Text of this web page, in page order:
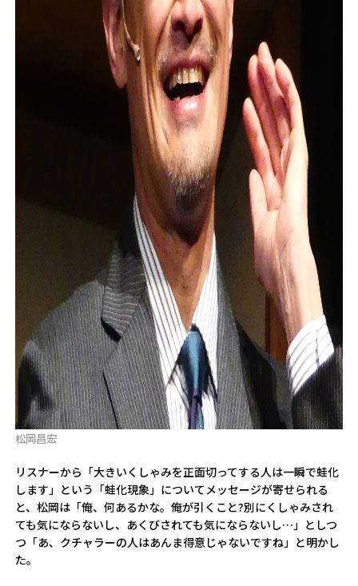
松岡昌宏
リスナーから「大きいくしゃみを正面切ってする人は一瞬で蛙化
します」という「蛙化現象」についてメッセージが寄せられる
と、松岡は「俺、何あるかな。俺が引くこと?別にくしゃみされ
ても気にならないし、あくびされても気にならないし…」としつ
つ「あ、クチャラーの人はあんま得意じゃないですね」と明かし
た。